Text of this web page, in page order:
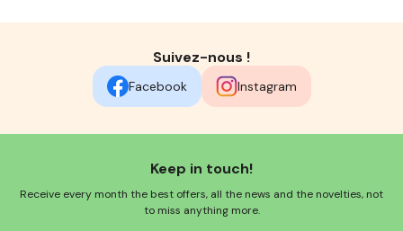
Suivez-nous !
Facebook Instagram
Keep in touch!
Receive every month the best offers, all the news and the novelties, not
to miss anything more.